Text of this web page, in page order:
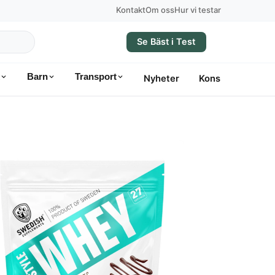
KontaktOm ossHur vi testar
Se Bäst i Test
Barn Transport Nyheter